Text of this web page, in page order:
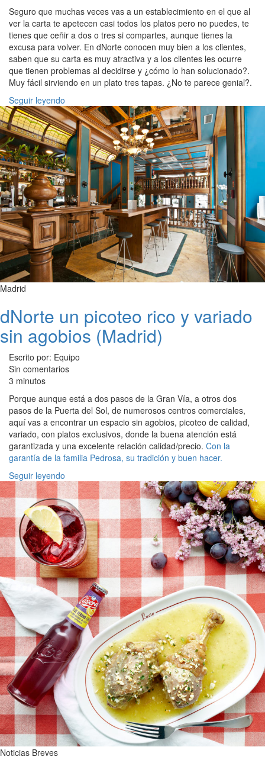
Seguro que muchas veces vas a un establecimiento en el que al
ver la carta te apetecen casi todos los platos pero no puedes, te
tienes que ceñir a dos o tres si compartes, aunque tienes la
excusa para volver. En dNorte conocen muy bien a los clientes,
saben que su carta es muy atractiva y a los clientes les ocurre
que tienen problemas al decidirse y ¿cómo lo han solucionado?.
Muy fácil sirviendo en un plato tres tapas. ¿No te parece genial?.
Seguir leyendo
Madrid
dNorte un picoteo rico y variado
sin agobios (Madrid)
Escrito por: Equipo
Sin comentarios
3 minutos
Porque aunque está a dos pasos de la Gran Vía, a otros dos
pasos de la Puerta del Sol, de numerosos centros comerciales,
aquí vas a encontrar un espacio sin agobios, picoteo de calidad,
variado, con platos exclusivos, donde la buena atención está
garantizada y una excelente relación calidad/precio. Con la
garantía de la familia Pedrosa, su tradición y buen hacer.
Seguir leyendo
Noticias Breves